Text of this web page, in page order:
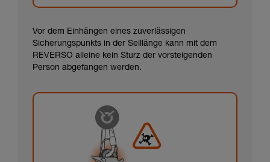
Vor dem Einhängen eines zuverlässigen
Sicherungspunkts in der Seillänge kann mit dem
REVERSO alleine kein Sturz der vorsteigenden
Person abgefangen werden.